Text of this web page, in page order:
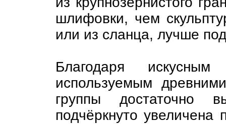
шлифовки, чем
или из сланца, лучше
Благодаря
используемым
группы достаточно
подчёркнуто